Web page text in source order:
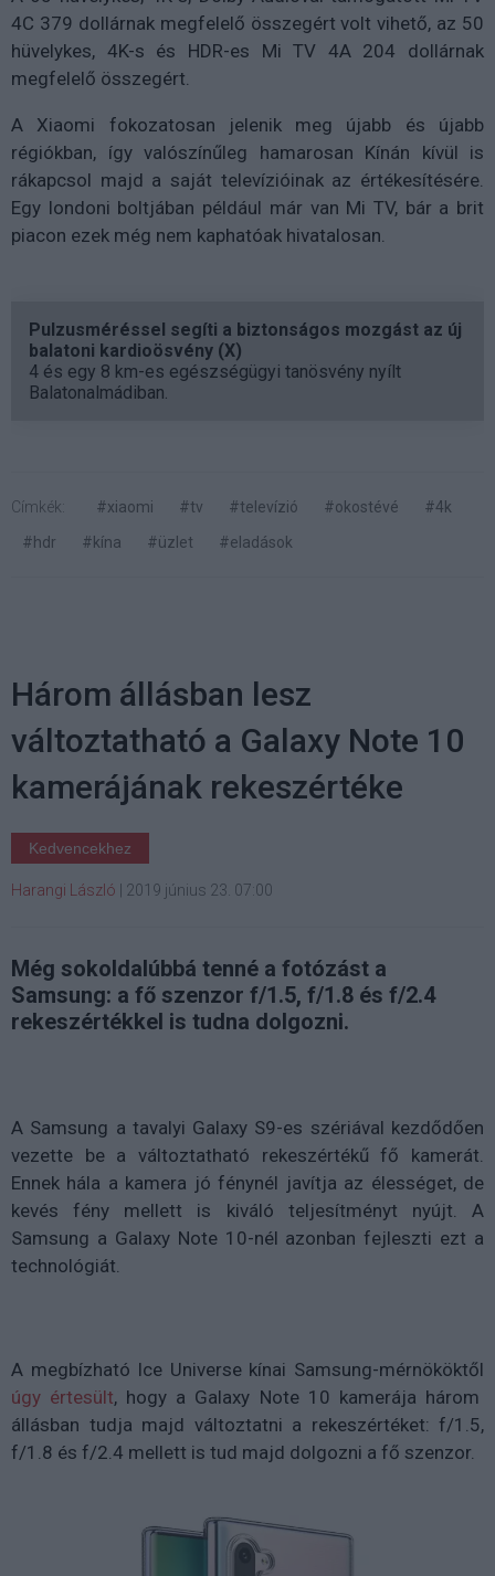
4C 379 dollárnak megfelelő összegért volt vihető, az 50
hüvelykes, 4K-s és HDR-es Mi TV 4A 204 dollárnak
megfelelő összegért.
A Xiaomi fokozatosan jelenik meg újabb és újabb
régiókban, így valószínűleg hamarosan Kínán kívül is
rákapcsol majd a saját televízióinak az értékesítésére.
Egy londoni boltjában például már van Mi TV, bár a brit
piacon ezek még nem kaphatóak hivatalosan.
Pulzusméréssel segíti a biztonságos mozgást az új
balatoni kardioösvény (X)
4 és egy 8 km-es egészségügyi tanösvény nyílt
Balatonalmádiban.
Címkék: #xiaomi #tv #televízió #okostévé
#4k
#hdr
#kína #üzlet #eladások
Három állásban lesz
változtatható a Galaxy Note 10
kamerájának rekeszértéke
Kedvencekhez
Harangi László 2019 június 23. 07:00
Még sokoldalúbbá tenné a fotózást a
Samsung: a fő szenzor f/1.5, f/1.8 és f/2.4
rekeszértékkel is tudna dolgozni.
A Samsung a tavalyi Galaxy S9-es szériával kezdődően
vezette be a változtatható rekeszértékű fő kamerát.
Ennek hála a kamera jó fénynél javítja az élességet, de
kevés fény mellett is kiváló teljesítményt nyújt. A
Samsung a Galaxy Note 10-nél azonban fejleszti ezt a
technológiát.
A megbízható Ice Universe kínai Samsung-mérnököktől
úgy értesült, hogy a Galaxy Note 10 kamerája három
állásban tudja majd változtatni a rekeszértéket: f/1.5,
f/1.8 és f/2.4 mellett is tud majd dolgozni a fő szenzor.